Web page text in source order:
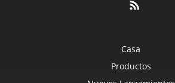
Casa
Productos